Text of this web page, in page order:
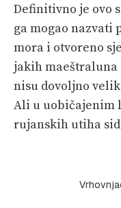
Definitivno je ovo
ga mogao nazvati
mora i otvoreno
jakih
nisu dovoljno
Ali u uobičajenim
rujanskih utiha